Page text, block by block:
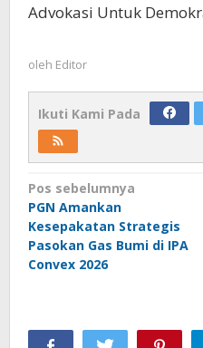
Advokasi Untuk
oleh Editor
Ikuti Kami Pada
Navigasi
pos
Pos sebelumnya
PGN Amankan
Kesepakatan Strategis
Pasokan Gas Bumi di IPA
Convex 2026